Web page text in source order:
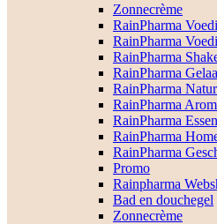
Zonnecrème
RainPharma
RainPharma
RainPharma
RainPharma
RainPharma
RainPharma
RainPharma
RainPharma
RainPharma
Promo
Rainpharma
Bad en douchegel
Zonnecrème